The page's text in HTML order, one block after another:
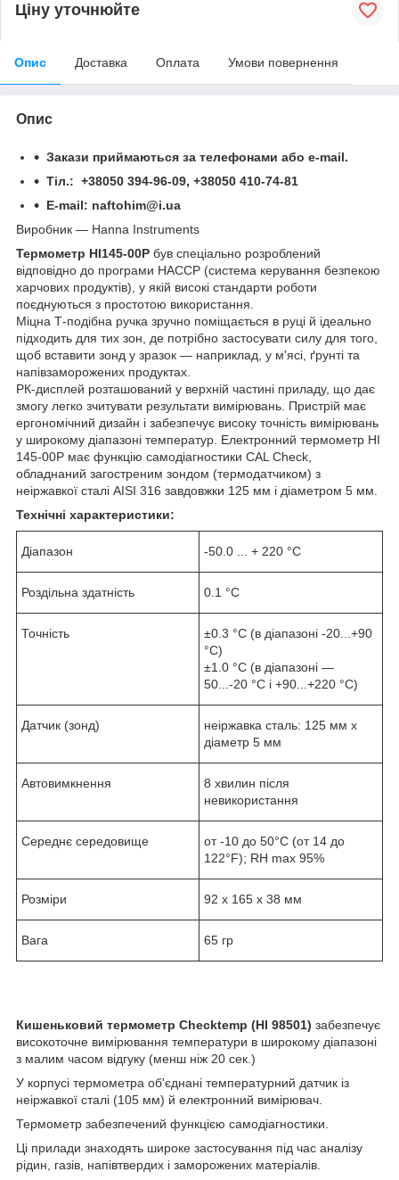
Ціну уточнюйте
Опис Доставка Оплата Умови повернення
Опис
Закази приймаються за телефонами або e-mail.
Тіл.: +38050 394-96-09, +38050 410-74-81
Е-mail: naftohim@i.ua
Виробник — Hanna Instruments
Термометр HI145-00Р був спеціально розроблений
відповідно до програми HACCP (система керування безпекою
харчових продуктів), у якій високі стандарти роботи
поєднуються з простотою використання.
Міцна Т-подібна ручка зручно поміщається в руці й ідеально
підходить для тих зон, де потрібно застосувати силу для того,
щоб вставити зонд у зразок — наприклад, у м'ясі, ґрунті та
напівзаморожених продуктах.
РК-дисплей розташований у верхній частині приладу, що дає
змогу легко зчитувати результати вимірювань. Пристрій має
ергономічний дизайн і забезпечує високу точність вимірювань
у широкому діапазоні температур. Електронний термометр HI
145-00Р має функцію самодіагностики CAL Check,
обладнаний загостреним зондом (термодатчиком) з
неіржавкої сталі AISI 316 завдовжки 125 мм і діаметром 5 мм.
Технічні характеристики:
Діапазон -50.0 ... + 220 °C
Роздільна здатність 0.1 °C
Точність
±0.3 °C (в діапазоні -20...+90
°C)
±1.0 °C (в діапазоні —
50...-20 °C і +90...+220 °C)
Датчик (зонд)
неіржавка сталь: 125 мм x
діаметр 5 мм
Автовимкнення
8 хвилин після
невикористання
Середнє середовище
от -10 до 50°C (от 14 до
122°F); RH max 95%
Розміри 92 x 165 x 38 мм
Вага 65 гр
Кишеньковий термометр Checktemp (HI 98501) забезпечує
високоточне вимірювання температури в широкому діапазоні
з малим часом відгуку (менш ніж 20 сек.)
У корпусі термометра об'єднані температурний датчик із
неіржавкої сталі (105 мм) й електронний вимірювач.
Термометр забезпечений функцією самодіагностики.
Ці прилади знаходять широке застосування під час аналізу
рідин, газів, напівтвердих і заморожених матеріалів.